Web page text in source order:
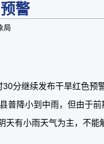
预警
局
分继续发布干旱红色预
普降小到中雨，但由于
天有小雨天气为主，不能